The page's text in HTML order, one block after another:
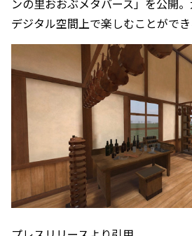
ンの里おおぶメタバース」を公開
デジタル空間上で楽しむことができ